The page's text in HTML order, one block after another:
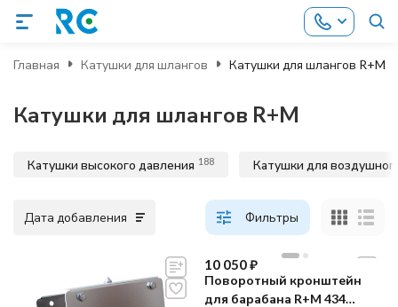
Главная Катушки для шлангов Катушки для шлангов R+M
Катушки для шлангов R+M
Катушки высокого давления 188 Катушки для
Дата добавления Фильтры
10 050₽
Поворотный кронштейн
для барабана R+M 434